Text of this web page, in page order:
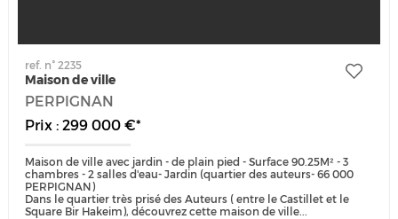
ref. n° 2235
Maison de ville
PERPIGNAN
Prix : 299 000 €*
Maison de ville avec jardin - de plain pied - Surface 90.25M² - 3
chambres - 2 salles d'eau- Jardin (quartier des auteurs- 66 000
PERPIGNAN)
Dans le quartier très prisé des Auteurs ( entre le Castillet et le
Square Bir Hakeim), découvrez cette maison de ville...